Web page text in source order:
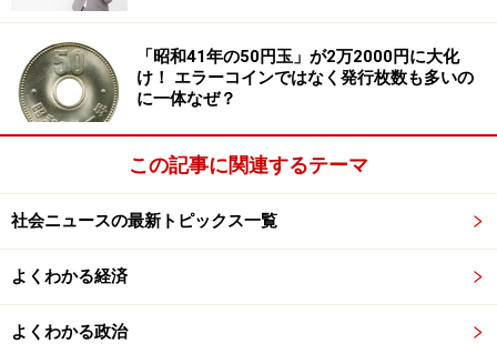
1 /3 次のページへ
「昭和41年の50円玉」が2万2000円に大化
け！ エラーコインではなく発行枚数も多いの
に一体なぜ？
この記事に関連するテーマ
社会ニュースの最新トピックス一覧
よくわかる経済
よくわかる政治